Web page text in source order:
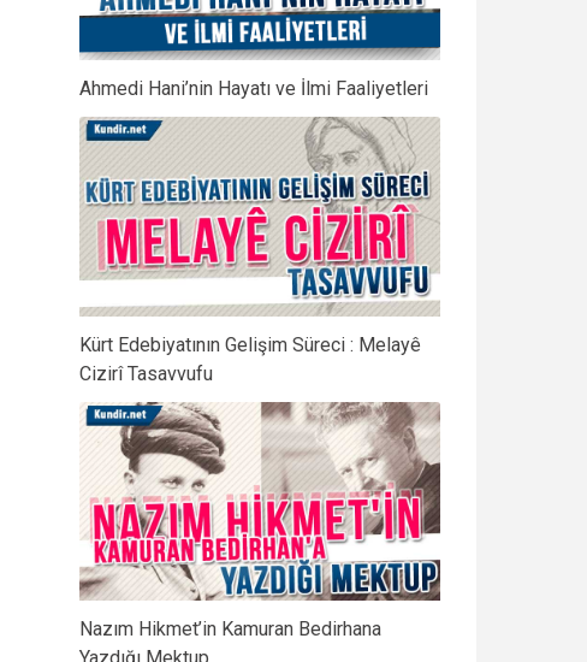
Ahmedi Hani’nin Hayatı ve İlmi Faaliyetleri
Kürt Edebiyatının Gelişim Süreci : Melayê
Cizirî Tasavvufu
Nazım Hikmet’in Kamuran Bedirhana